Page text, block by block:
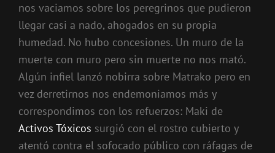
nos vaciamos sobre los peregrinos que pudieron
llegar casi a nado, ahogados en su propia
humedad. No hubo concesiones. Un muro de la
muerte con muro pero sin muerte no nos mató.
Algún infiel lanzó nobirra sobre Matrako pero en
vez derretirnos nos endemoniamos más y
correspondimos con los refuerzos: Maki de
Activos Tóxicos surgió con el rostro cubierto y
atentó contra el sofocado público con ráfagas de